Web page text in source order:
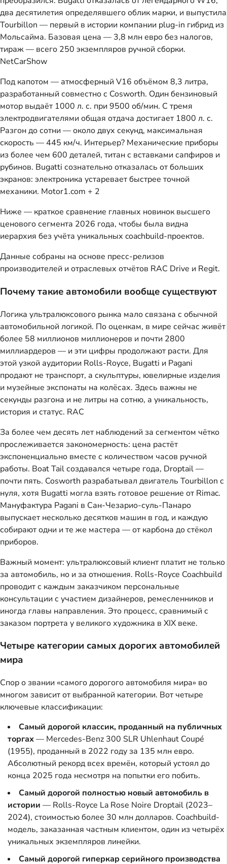
два десятилетия определявшего облик марки, и выпустила
Tourbillon — первый в истории компании plug-in гибрид из
Мольсайма. Базовая цена — 3,8 млн евро без налогов,
тираж — всего 250 экземпляров ручной сборки.
NetCarShow
Под капотом — атмосферный V16 объёмом 8,3 литра,
разработанный совместно с Cosworth. Один бензиновый
мотор выдаёт 1000 л. с. при 9500 об/мин. С тремя
электродвигателями общая отдача достигает 1800 л. с.
Разгон до сотни — около двух секунд, максимальная
скорость — 445 км/ч. Интерьер? Механические приборы
из более чем 600 деталей, титан с вставками сапфиров и
рубинов. Bugatti сознательно отказалась от больших
экранов: электроника устаревает быстрее точной
механики. Motor1.com + 2
Ниже — краткое сравнение главных новинок высшего
ценового сегмента 2026 года, чтобы была видна
иерархия без учёта уникальных coachbuild-проектов.
Данные собраны на основе пресс-релизов
производителей и отраслевых отчётов RAC Drive и Regit.
Почему такие автомобили вообще существуют
Логика ультралюксового рынка мало связана с обычной
автомобильной логикой. По оценкам, в мире сейчас живёт
более 58 миллионов миллионеров и почти 2800
миллиардеров — и эти цифры продолжают расти. Для
этой узкой аудитории Rolls-Royce, Bugatti и Pagani
продают не транспорт, а скульптуры, ювелирные изделия
и музейные экспонаты на колёсах. Здесь важны не
секунды разгона и не литры на сотню, а уникальность,
история и статус. RAC
За более чем десять лет наблюдений за сегментом чётко
прослеживается закономерность: цена растёт
экспоненциально вместе с количеством часов ручной
работы. Boat Tail создавался четыре года, Droptail —
почти пять. Cosworth разрабатывал двигатель Tourbillon с
нуля, хотя Bugatti могла взять готовое решение от Rimac.
Мануфактура Pagani в Сан-Чезарио-суль-Панаро
выпускает несколько десятков машин в год, и каждую
собирают одни и те же мастера — от карбона до стёкол
приборов.
Важный момент: ультралюксовый клиент платит не только
за автомобиль, но и за отношения. Rolls-Royce Coachbuild
проводит с каждым заказчиком персональные
консультации с участием дизайнеров, ремесленников и
иногда главы направления. Это процесс, сравнимый с
заказом портрета у великого художника в XIX веке.
Четыре категории самых дорогих автомобилей
мира
Спор о звании «самого дорогого автомобиля мира» во
многом зависит от выбранной категории. Вот четыре
ключевые классификации:
Самый дорогой классик, проданный на публичных
торгах— Mercedes-Benz 300 SLR Uhlenhaut Coupé
(1955), проданный в 2022 году за 135 млн евро.
Абсолютный рекорд всех времён, который устоял до
конца 2025 года несмотря на попытки его побить.
Самый дорогой полностью новый автомобиль в
истории — Rolls-Royce La Rose Noire Droptail (2023–
2024), стоимостью более 30 млн долларов. Coachbuild-
модель, заказанная частным клиентом, один из четырёх
уникальных экземпляров линейки.
Самый дорогой гиперкар серийного производства